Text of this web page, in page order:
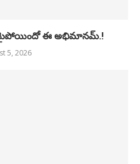
ఈ అభిమానమ్.!
5, 2026